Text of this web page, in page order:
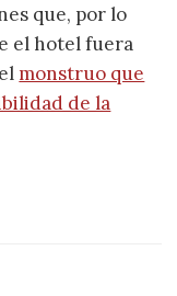
que, por lo
el hotel fuera
monstruo que
de la